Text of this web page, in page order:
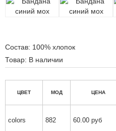
Состав: 100% хлопок
Товар: В наличии
ЦВЕТ МОД ЦЕНА
colors 882
60.00 руб